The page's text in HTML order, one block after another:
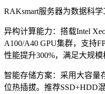
RAKsmart服务器为数据科
异构计算能力：搭载Intel
A100/A40 GPU集群，支持
性能提升300%，满足大规模
智能存储方案：采用大容量
位热插拔。推荐SSD+HDD